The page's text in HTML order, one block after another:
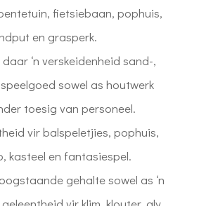
fietsiebaan, pophuis,
en grasperk.
‘n verskeidenheid sand-,
sowel as houtwerk
toesig van personeel.
vir balspeletjies, pophuis,
kasteel en fantasiespel.
gehalte sowel as ‘n